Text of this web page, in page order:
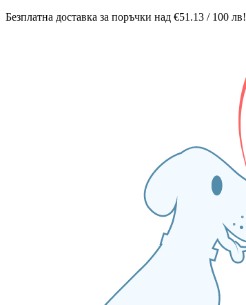
Безплатна доставка за поръчки над €51.13 / 100 лв!